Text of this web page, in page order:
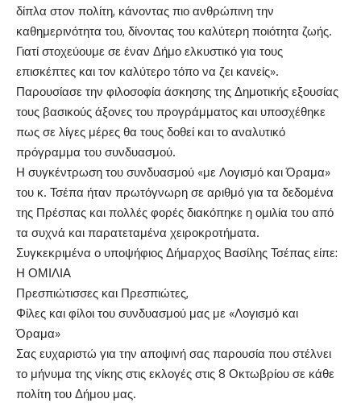
δίπλα στον πολίτη, κάνοντας πιο ανθρώπινη την
καθημερινότητα του, δίνοντας του καλύτερη ποιότητα ζωής.
Γιατί στοχεύουμε σε έναν Δήμο ελκυστικό για τους
επισκέπτες και τον καλύτερο τόπο να ζει κανείς».
Παρουσίασε την φιλοσοφία άσκησης της Δημοτικής εξουσίας
τους βασικούς άξονες του προγράμματος και υποσχέθηκε
πως σε λίγες μέρες θα τους δοθεί και το αναλυτικό
πρόγραμμα του συνδυασμού.
Η συγκέντρωση του συνδυασμού «με Λογισμό και Όραμα»
του κ. Τσέπα ήταν πρωτόγνωρη σε αριθμό για τα δεδομένα
της Πρέσπας και πολλές φορές διακόπηκε η ομιλία του από
τα συχνά και παρατεταμένα χειροκροτήματα.
Συγκεκριμένα ο υποψήφιος Δήμαρχος Βασίλης Τσέπας είπε:
Η ΟΜΙΛΙΑ
Πρεσπιώτισσες και Πρεσπιώτες,
Φίλες και φίλοι του συνδυασμού μας με «Λογισμό και
Όραμα»
Σας ευχαριστώ για την αποψινή σας παρουσία που στέλνει
το μήνυμα της νίκης στις εκλογές στις 8 Οκτωβρίου σε κάθε
πολίτη του Δήμου μας.